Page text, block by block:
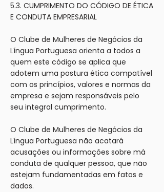
5.3. CUMPRIMENTO DO CÓDIGO DE ÉTICA
E CONDUTA EMPRESARIAL
O Clube de Mulheres de Negócios da
Língua Portuguesa orienta a todos a
quem este código se aplica que
adotem uma postura ética compatível
com os princípios, valores e normas da
empresa e sejam responsáveis pelo
seu integral cumprimento.
O Clube de Mulheres de Negócios da
Língua Portuguesa não acatará
acusações ou informações sobre má
conduta de qualquer pessoa, que não
estejam fundamentadas em fatos e
dados.